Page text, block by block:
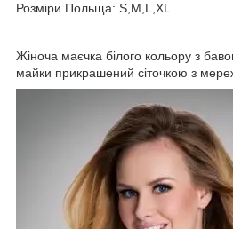
Розміри Польща: S,M,L,XL
Жіноча маєчка білого кольору з
майки прикрашений сіточкою з